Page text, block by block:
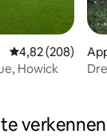
Gemiddelde
4,82 (208)
Howick
verkennen